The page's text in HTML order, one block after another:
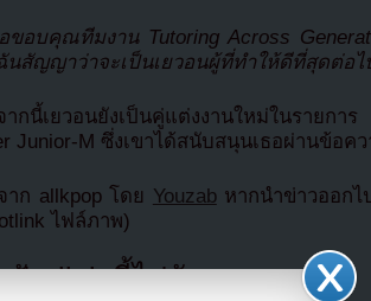
ขอบคุณทีมงาน Tutoring Across
นสัญญาว่าจะเป็นเยวอนผู้ที่ทำให้ดีที่สุดต่อไ
ากนี้เยวอนยังเป็นคู่แต่งงานใหม่ในราย
Junior-M ซึ่งเขาได้สนับสนุนเธอผ่านข้อค
าก allkpop โดย Youzabหากนำข่าวออกไ
ไฟล์ภาพ)
ปัน link นี้ไปยัง